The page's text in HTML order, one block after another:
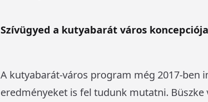
Szívügyed a kutyabarát város
A kutyabarát-város program még 2017-ben
eredményeket is fel tudunk mutatni.